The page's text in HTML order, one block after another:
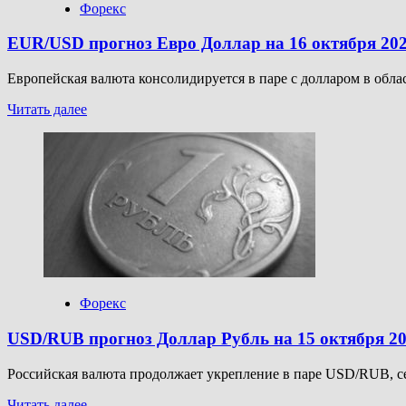
Форекс
EUR/USD прогноз Евро Доллар на 16 октября
Европейская валюта консолидируется в паре с долларом в
Читать далееПрочитать
EUR/USD
прогноз
Евро
Доллар
на
16
октября
2025
Форекс
USD/RUB прогноз Доллар Рубль на 15 октября
Российская валюта продолжает укрепление в паре USD/RUB,